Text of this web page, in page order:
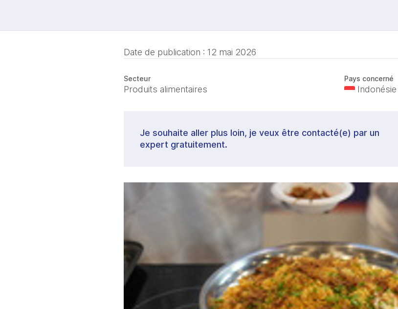
Date de publication : 12 mai 2026
Secteur
Produits alimentaires
Pays concerné
Indonésie
Je souhaite aller plus loin, je veux être contacté(e) par un
expert gratuitement.